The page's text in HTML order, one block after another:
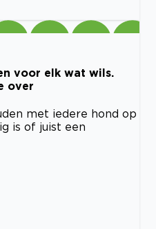
voor elk wat wils.
over
met iedere hond op
is of juist een